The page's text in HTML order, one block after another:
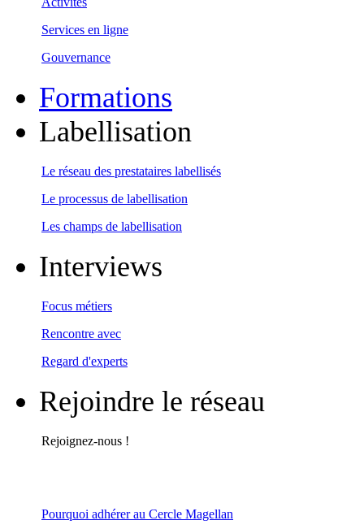
Services en ligne
Gouvernance
Formations
Labellisation
Le réseau des prestataires labellisés
Le processus de labellisation
Les champs de labellisation
Interviews
Focus métiers
Rencontre avec
Regard d'experts
Rejoindre le réseau
Rejoignez-nous !
Pourquoi adhérer au Cercle Magellan